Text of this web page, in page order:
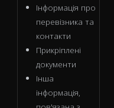
Інформація про
перевізника та
контакти
Прикріплені
документи
Інша
інформація,